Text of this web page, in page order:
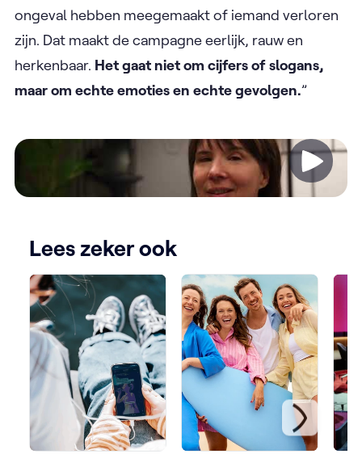
ongeval hebben meegemaakt of iemand verloren
zijn. Dat maakt de campagne eerlijk, rauw en
herkenbaar. Het gaat niet om cijfers of slogans,
maar om echte emoties en echte gevolgen.”
Video
Lees zeker ook